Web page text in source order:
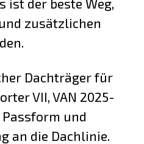
ist der beste Weg,
zusätzlichen
Dachträger für
VII, VAN 2025-
und
an die Dachlinie.